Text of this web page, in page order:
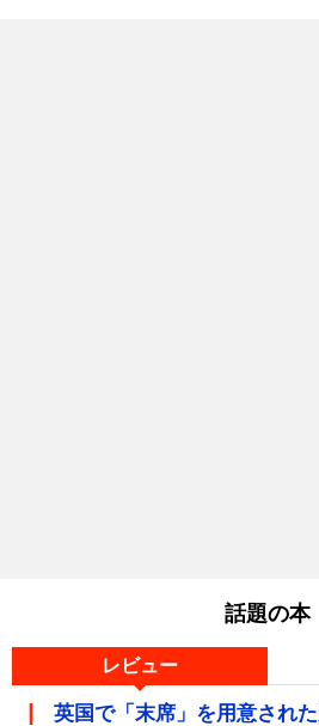
話題の本
レビュー
英国で「末席」を用意され